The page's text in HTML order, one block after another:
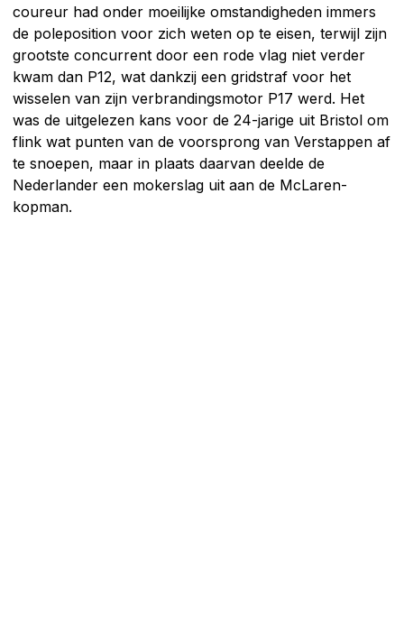
coureur had onder moeilijke omstandigheden immers
de poleposition voor zich weten op te eisen, terwijl zijn
grootste concurrent door een rode vlag niet verder
kwam dan P12, wat dankzij een gridstraf voor het
wisselen van zijn verbrandingsmotor P17 werd. Het
was de uitgelezen kans voor de 24-jarige uit Bristol om
flink wat punten van de voorsprong van Verstappen af
te snoepen, maar in plaats daarvan deelde de
Nederlander een mokerslag uit aan de McLaren-
kopman.